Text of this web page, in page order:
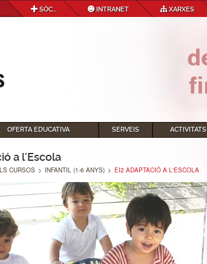
SÓC... INTRANET XARXES
OFERTA EDUCATIVA SERVEIS ACTIVITATS
a l'Escola
CURSOS > INFANTIL (1-6 ANYS) > EI2 ADAPTACIÓ A L'ESCOLA